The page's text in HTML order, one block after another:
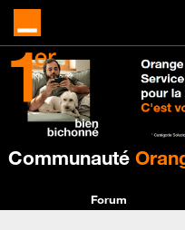
Communauté
Forum